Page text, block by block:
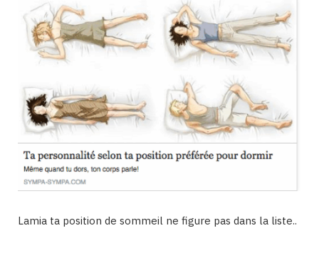
Lamia ta position de sommeil ne figure pas dans la liste..